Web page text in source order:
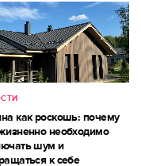
как роскошь: почему
необходимо
шум и
к себе